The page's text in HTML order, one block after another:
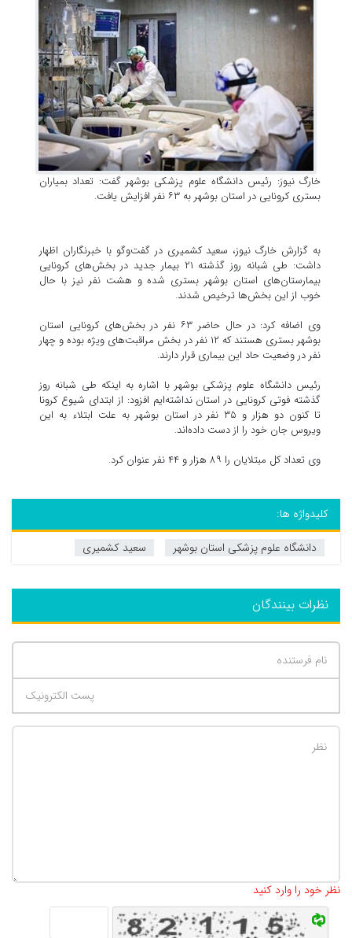
خارگ نیوز: رئیس دانشگاه علوم پزشکی بوشهر گفت: تعداد بمیاران
بستری کرونایی در استان بوشهر به ۶۳ نفر افزایش یافت.
به گزارش خارگ نیوز، سعید کشمیری در گفت‌وگو با خبرنگاران اظهار
داشت: طی شبانه روز گذشته ۲۱ بیمار جدید در بخش‌های کرونایی
بیمارستان‌های استان بوشهر بستری شده و هشت نفر نیز با حال
خوب از این بخش‌ها ترخیص شدند.
وی اضافه کرد: در حال حاضر ۶۳ نفر در بخش‌های کرونایی استان
بوشهر بستری هستند که ۱۲ نفر در بخش مراقبت‌های ویژه بوده و چهار
نفر در وضعیت حاد این بیماری قرار دارند.
رئیس دانشگاه علوم پزشکی بوشهر با اشاره به اینکه طی شبانه روز
گذشته فوتی کرونایی در استان نداشته‌ایم افزود: از ابتدای شیوع کرونا
تا کنون دو هزار و ۳۵ نفر در استان بوشهر به علت ابتلاء به این
ویروس جان خود را از دست داده‌اند.
وی تعداد کل مبتلایان را ۸۹ هزار و ۴۴ نفر عنوان کرد.
کلیدواژه ها:
دانشگاه علوم پزشکی استان بوشهر
سعید کشمیری
نظرات بینندگان
نظر خود را وارد کنید